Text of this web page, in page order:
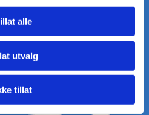
alle
utvalg
tillat